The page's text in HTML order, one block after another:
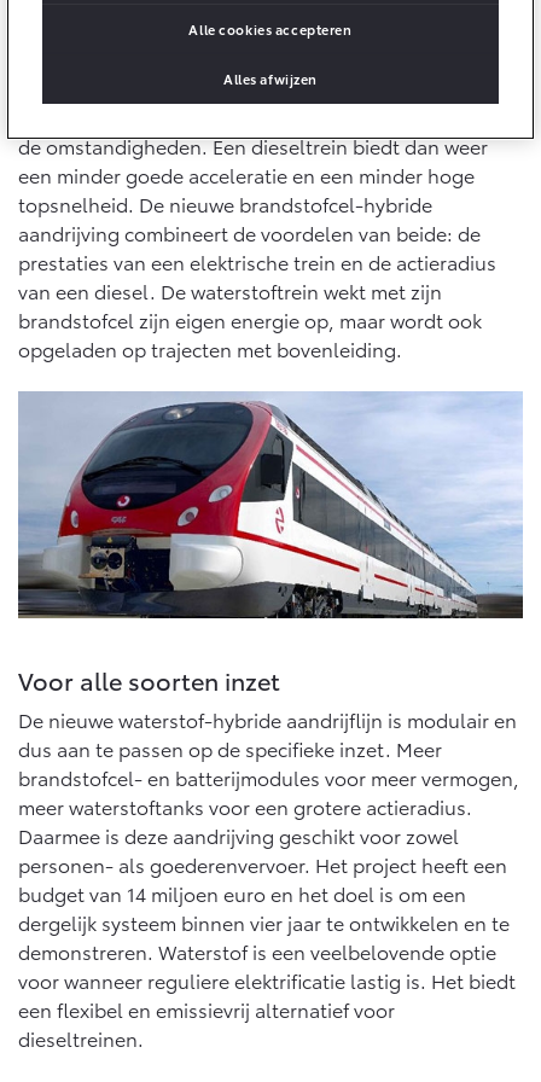
Vanaf € 39.995,-
OOK ALS PLUG-IN
HYBRIDE
Vanaf € 36.495,-
Toyota C-HR+
BATTERIJ-ELEKTRISCH
Vanaf € 37.995,-
RAV4
PLUG-IN HYBRIDE
Vanaf € 49.995,-
bZ4X
Vanaf € 39.995,-
bZ4X Touring
Vanaf € 48.995,-
Mirai
WATERSTOF-ELEKTRISCH
Proace City (excl. BTW)
OOK ALS BATTERIJ-
ELEKTRISCH
Toyota fabrieksgarantie
Onderdelen
Accessoires
Banden
Connected
Connected Services
MyToyota login
MyToyota App
Abonnementen
Multimedia
Connected check
Navigatie updates
Energie en slim laden
Verzekeren
Toyota Autoverzekering
Toyota Hybride Autoverzekering
Bedrijfswagens op maat
Financieren of leasen
Verzekeren
duur en langdurig project, dat vaak ook nog lastig is
elektrische trein is vaak geen alternatief vanwege de
de omstandigheden. Een dieseltrein biedt dan weer
een minder goede acceleratie en een minder hoge
topsnelheid. De nieuwe brandstofcel-hybride
aandrijving combineert de voordelen van beide: de
prestaties van een elektrische trein en de actieradius
van een diesel. De waterstoftrein wekt met zijn
brandstofcel zijn eigen energie op, maar wordt ook
opgeladen op trajecten met bovenleiding.
Voor alle soorten inzet
De nieuwe waterstof-hybride aandrijflijn is modulair en
dus aan te passen op de specifieke inzet. Meer
brandstofcel- en batterijmodules voor meer vermogen,
meer waterstoftanks voor een grotere actieradius.
Daarmee is deze aandrijving geschikt voor zowel
personen- als goederenvervoer. Het project heeft een
budget van 14 miljoen euro en het doel is om een
dergelijk systeem binnen vier jaar te ontwikkelen en te
demonstreren. Waterstof is een veelbelovende optie
voor wanneer reguliere elektrificatie lastig is. Het biedt
een flexibel en emissievrij alternatief voor
dieseltreinen.
Alles afwijzen
Alle cookies accepteren